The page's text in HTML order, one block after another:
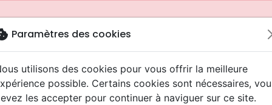
Paramètres des cookies
utilisons des cookies pour vous offrir la meilleure
possible. Certains cookies sont nécessaires,
les accepter pour continuer à naviguer sur ce site.